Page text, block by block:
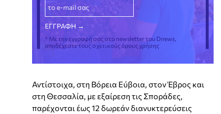
* Με την εγγραφή σας στο newsletter του Dnews,
αποδέχεστε τους σχετικούς όρους χρήσης
Αντίστοιχα, στη Βόρεια Εύβοια, στον Έβρος και
στη Θεσσαλία, με εξαίρεση τις Σποράδες,
παρέχονται έως 12 δωρεάν διανυκτερεύσεις